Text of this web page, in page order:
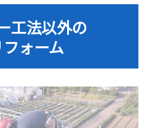
工法以外の
ォーム